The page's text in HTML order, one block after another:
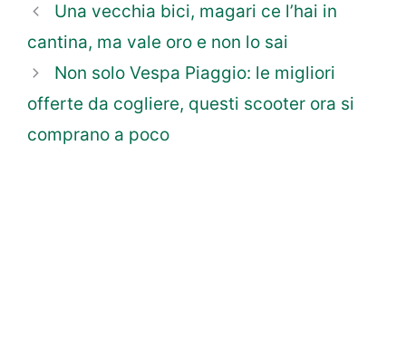
Una vecchia bici, magari ce l’hai in
cantina, ma vale oro e non lo sai
Non solo Vespa Piaggio: le migliori
offerte da cogliere, questi scooter ora si
comprano a poco